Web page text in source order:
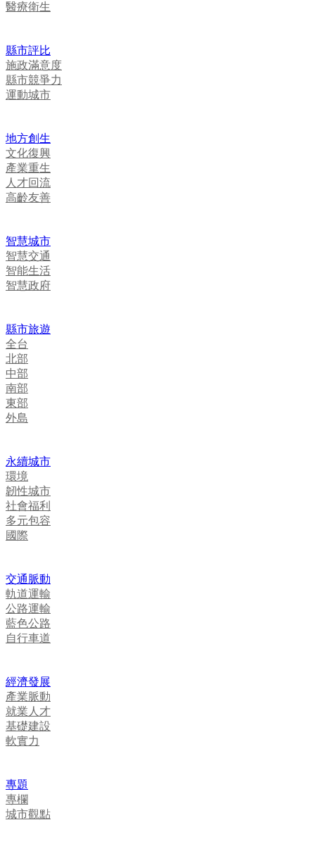
醫療衛生
縣市評比
施政滿意度
縣市競爭力
運動城市
地方創生
文化復興
產業重生
人才回流
高齡友善
智慧城市
智慧交通
智能生活
智慧政府
縣市旅遊
全台
北部
中部
南部
東部
外島
永續城市
環境
韌性城市
社會福利
多元包容
國際
交通脈動
軌道運輸
公路運輸
藍色公路
自行車道
經濟發展
產業脈動
就業人才
基礎建設
軟實力
專題
專欄
城市觀點